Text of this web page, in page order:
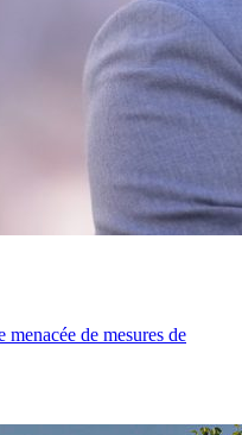
de mesures de